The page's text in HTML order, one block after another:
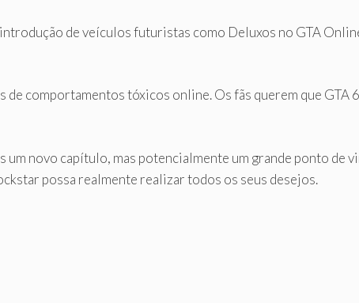
de veículos futuristas como Deluxos no GTA
comportamentos tóxicos online. Os fãs querem que GTA
um novo capítulo, mas potencialmente um grande ponto de
possa realmente realizar todos os seus desejos.